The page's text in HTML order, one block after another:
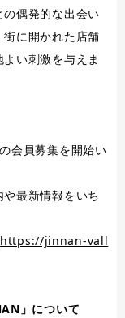
偶発的な出会い
に開かれた店舗
い刺激を与えま
会員募集を開始い
最新情報をいち
https://jinnan-vall
」について